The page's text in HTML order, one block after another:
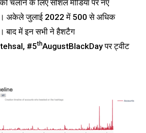
चलाने के लिए सोशल मीडिया पर नए
अकेले जुलाई 2022 में 500 से अधिक
बाद में इन सभी ने हैशटैग
#5thAugustBlackDay पर ट्वीट